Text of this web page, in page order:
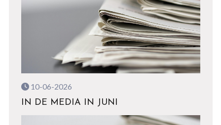
10-06-2026
IN DE MEDIA IN JUNI